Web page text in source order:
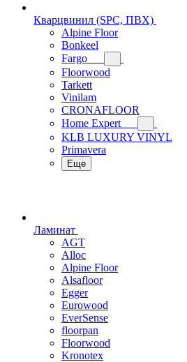
Кварцвинил (SPC, ПВХ)
Alpine Floor
Bonkeel
Fargo
Floorwood
Tarkett
Vinilam
CRONAFLOOR
Home Expert
KLB LUXURY VINYL
Primavera
Еще
Ламинат
AGT
Alloc
Alpine Floor
Alsafloor
Egger
Eurowood
EverSense
floorpan
Floorwood
Kronotex